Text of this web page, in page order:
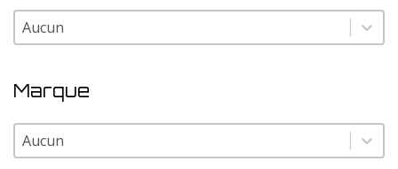
Pays
Pays
Marque
Marque
Marque